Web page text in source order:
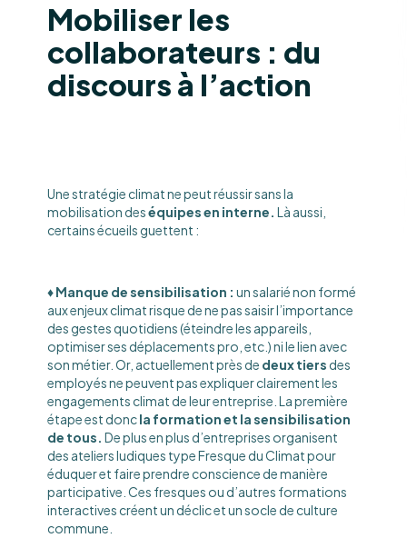
Mobiliser les
collaborateurs : du
discours à l’action
Une stratégie climat ne peut réussir sans la
mobilisation deséquipes en interne. Là aussi,
certains écueils guettent :
♦️ Manque de sensibilisation : un salarié non formé
aux enjeux climat risque de ne pas saisir l’importance
des gestes quotidiens (éteindre les appareils,
optimiser ses déplacements pro, etc.) ni le lien avec
son métier. Or, actuellement près de deux tiers des
employés ne peuvent pas expliquer clairement les
engagements climat de leur entreprise​. La première
étape est doncla formation et la sensibilisation
de tous. De plus en plus d’entreprises organisent
des ateliers ludiques type Fresque du Climat pour
éduquer et faire prendre conscience de manière
participative. Ces fresques ou d’autres formations
interactives créent un déclic et un socle de culture
commune.